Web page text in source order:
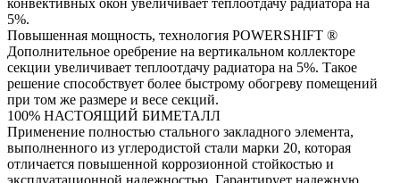
5%.
Повышенная мощность, технология POWERSHIFT ®
Дополнительное оребрение на вертикальном коллекторе
секции увеличивает теплоотдачу радиатора на 5%. Такое
решение способствует более быстрому обогреву помещений
при том же размере и весе секций.
100% НАСТОЯЩИЙ БИМЕТАЛЛ
Применение полностью стального закладного элемента,
выполненного из углеродистой стали марки 20, которая
отличается повышенной коррозионной стойкостью и
эксплуатационной надежностью. Гарантирует надежную